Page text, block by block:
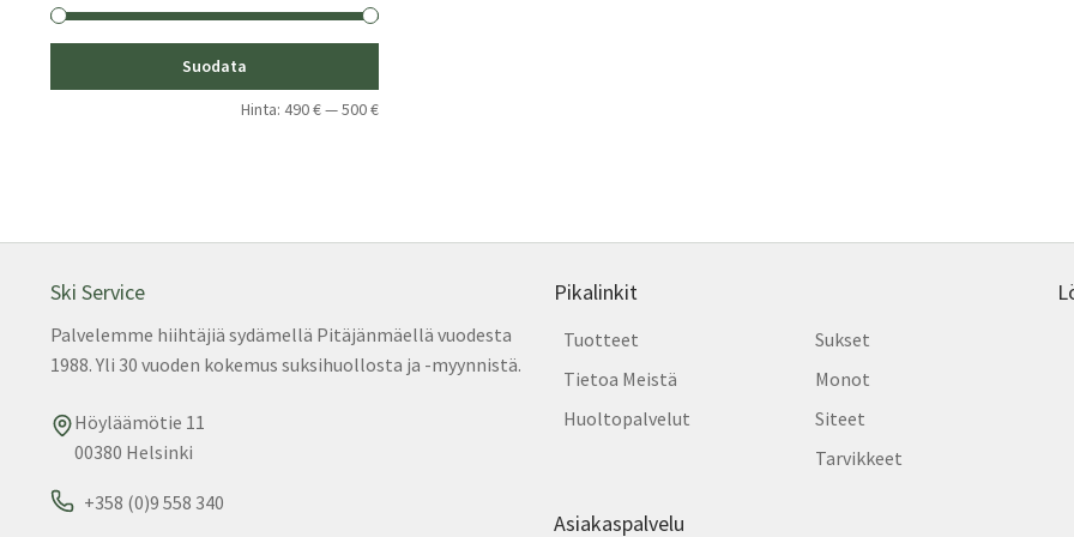
Suodata
Hinta: 490 €—500 €
Ski Service
Palvelemme hiihtäjiä sydämellä Pitäjänmäellä vuodesta
1988. Yli 30 vuoden kokemus suksihuollosta ja -myynnistä.
Höyläämötie 11
00380 Helsinki
+358 (0)9 558 340
Pikalinkit
Tuotteet
Tietoa Meistä
Huoltopalvelut
Sukset
Monot
Siteet
Tarvikkeet
Asiakaspalvelu